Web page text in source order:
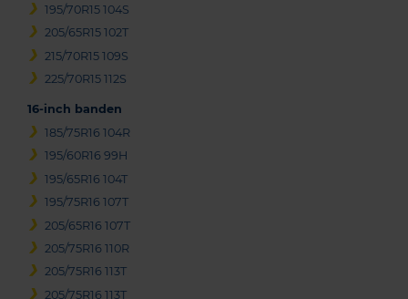
195/70R15 104S
205/65R15 102T
215/70R15 109S
225/70R15 112S
16-inch banden
185/75R16 104R
195/60R16 99H
195/65R16 104T
195/75R16 107T
205/65R16 107T
205/75R16 110R
205/75R16 113T
205/75R16 113T